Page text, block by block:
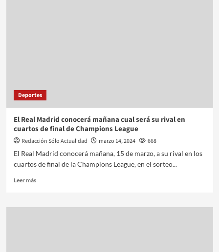
Deportes
El Real Madrid conocerá mañana cual será su rival en
cuartos de final de Champions League
Redacción Sólo Actualidad marzo 14, 2024
668
El Real Madrid conocerá mañana, 15 de marzo, a su rival en los
cuartos de final de la Champions League, en el sorteo...
Leer más